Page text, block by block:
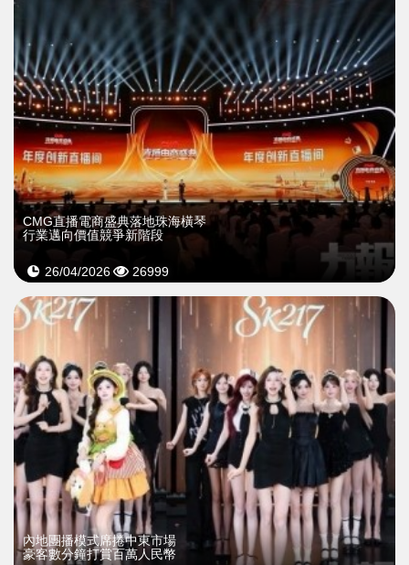
CMG直播電商盛典落地珠海橫琴
行業邁向價值競爭新階段
26/04/2026 26999
內地團播模式席捲中東市場
豪客數分鐘打賞百萬人民幣